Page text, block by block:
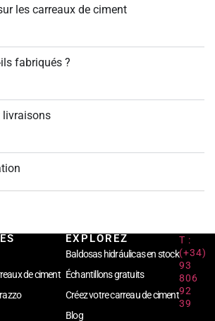
les carreaux de ciment
fabriqués ?
livraisons
de ciment
EXPLOREZ
Baldosas hidráulicas en stock
Échantillons gratuits
Créez votre carreau de ciment
Blog
T :
(+34)
93
806
92
39